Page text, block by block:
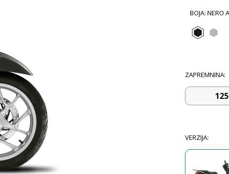
BOJA:NERO
Nero
ZAPREMNINA:
125
VERZIJA: